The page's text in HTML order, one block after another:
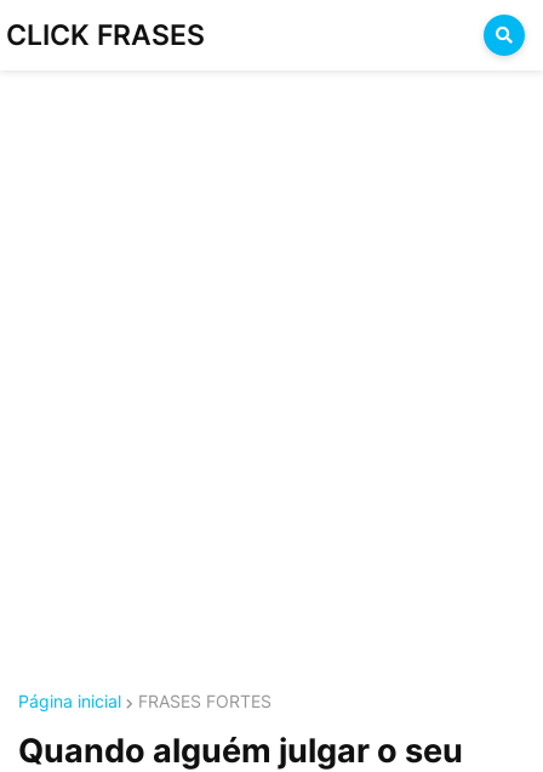
CLICK FRASES
Página inicial FRASES FORTES
Quando alguém julgar o seu